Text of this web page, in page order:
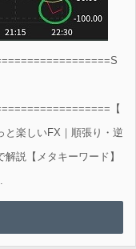
【
と楽しいFX｜順張り・逆
説【メタキーワード】